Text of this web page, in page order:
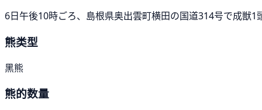
6日午後10時ごろ、島根県奥出雲町横田の国道314号で成獣1
熊类型
黑熊
熊的数量